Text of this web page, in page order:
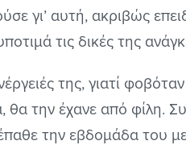
γι’ αυτή, ακριβώς
τις δικές της
της, γιατί
την έχανε από φίλη.
την εβδομάδα του